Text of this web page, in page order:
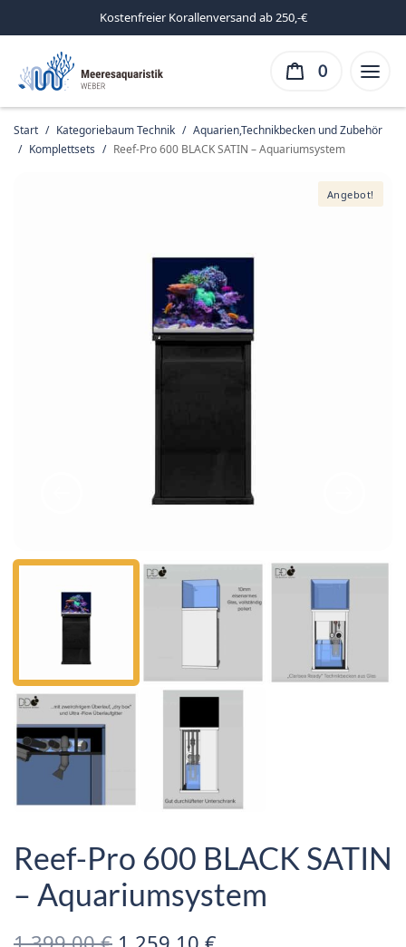
Kostenfreier Korallenversand ab 250,-€
0
Start / Kategoriebaum Technik / Aquarien,Technikbecken und Zubehör
/ Komplettsets / Reef-Pro 600 BLACK SATIN – Aquariumsystem
Angebot!
Reef-Pro 600 BLACK SATIN
– Aquariumsystem
Ursprünglicher